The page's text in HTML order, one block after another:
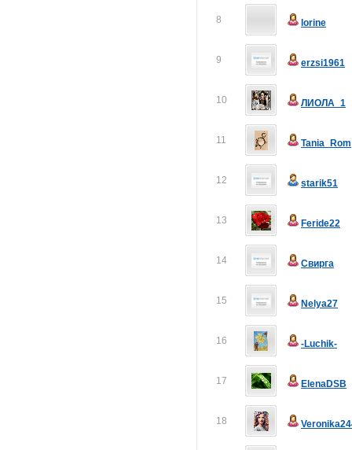
8 lorine
9 erzsi1961
10 ЛИОЛА_1
11 Tania_Rom
12 starik51
13 Feride22
14 Свирга
15 Nelya27
16 -Luchik-
17 ElenaDSB
18